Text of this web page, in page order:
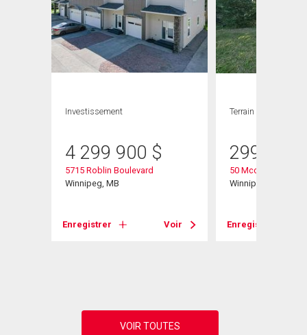
Investissement
4 299 900 $
5715 Roblin Boulevard
Winnipeg, MB
Enregistrer Voir
Terrain
299 900
50 Mccallum
Winnipeg, MB
Enregistrer